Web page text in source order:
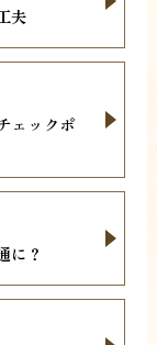
夫
ェックポ
に？